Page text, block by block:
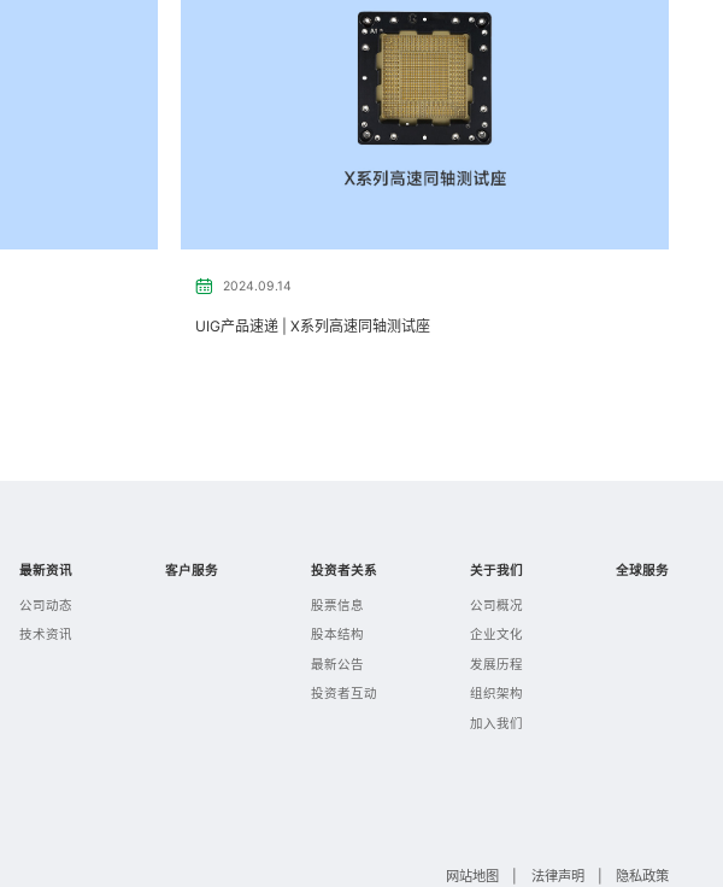
2024.09.14
UIG产品速递 | X系列高速同轴测试座
最新资讯
公司动态
技术资讯
客户服务 投资者关系
股票信息
股本结构
最新公告
投资者互动
关于我们
公司概况
企业文化
发展历程
组织架构
加入我们
全球服务
网站地图 法律声明 隐私政策